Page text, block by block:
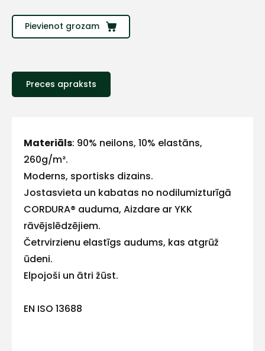
Pievienot grozam
Preces apraksts
Materiāls: 90% neilons, 10% elastāns,
260g/m².
Moderns, sportisks dizains.
Jostasvieta un kabatas no nodilumizturīgā
CORDURA® auduma, Aizdare ar YKK
rāvējslēdzējiem.
Četrvirzienu elastīgs audums, kas atgrūž
ūdeni.
Elpojoši un ātri žūst.
EN ISO 13688